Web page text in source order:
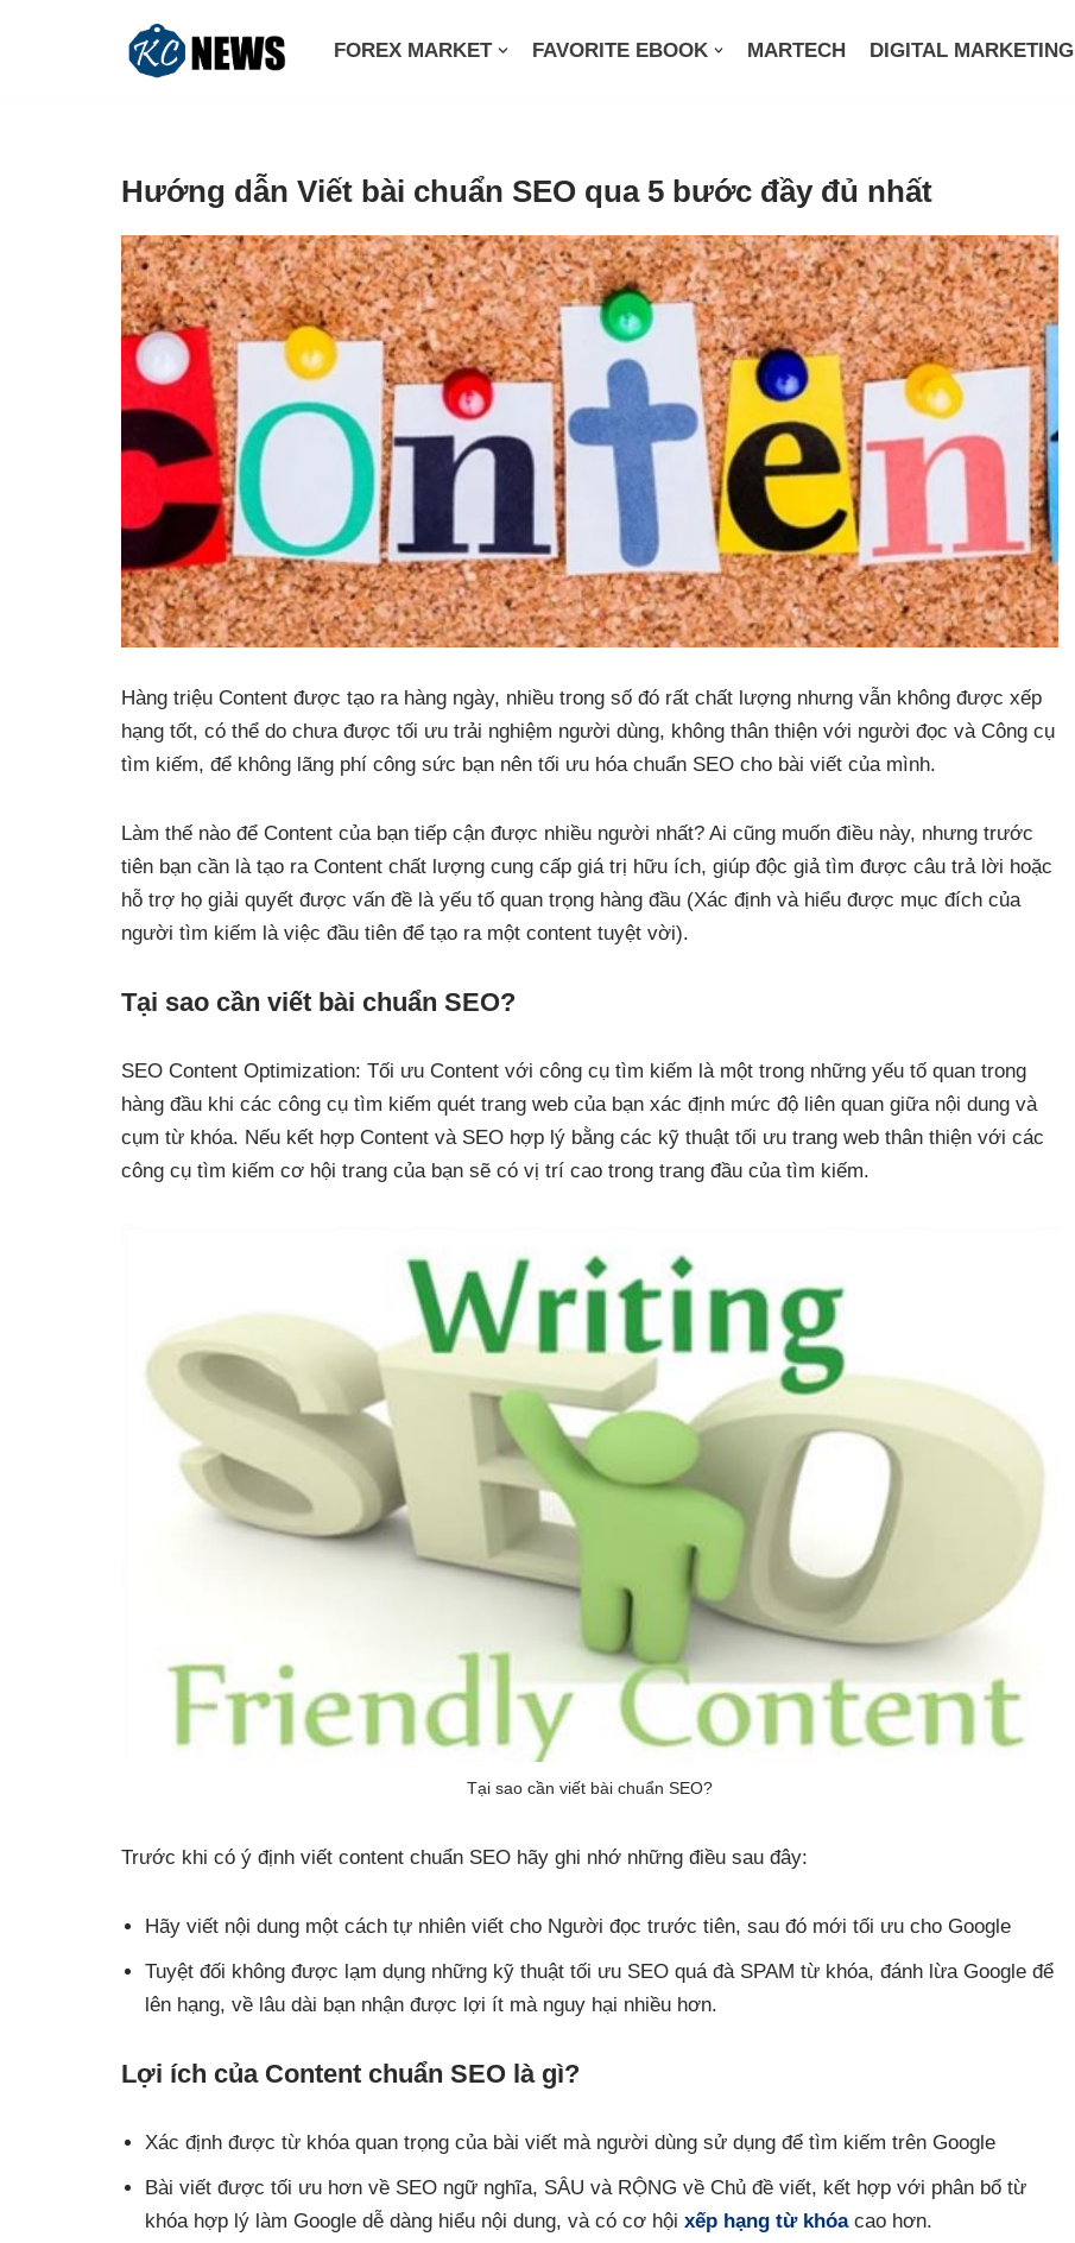
FOREX MARKET FAVORITE EBOOK MARTECH DIGITAL MARKETING
Hướng dẫn Viết bài chuẩn SEO qua 5 bước đầy đủ nhất
Hàng triệu Content được tạo ra hàng ngày, nhiều trong số đó rất chất lượng nhưng vẫn không được xếp
hạng tốt, có thể do chưa được tối ưu trải nghiệm người dùng, không thân thiện với người đọc và Công cụ
tìm kiếm, để không lãng phí công sức bạn nên tối ưu hóa chuẩn SEO cho bài viết của mình.
Làm thế nào để Content của bạn tiếp cận được nhiều người nhất? Ai cũng muốn điều này, nhưng trước
tiên bạn cần là tạo ra Content chất lượng cung cấp giá trị hữu ích, giúp độc giả tìm được câu trả lời hoặc
hỗ trợ họ giải quyết được vấn đề là yếu tố quan trọng hàng đầu (Xác định và hiểu được mục đích của
người tìm kiếm là việc đầu tiên để tạo ra một content tuyệt vời).
Tại sao cần viết bài chuẩn SEO?
SEO Content Optimization: Tối ưu Content với công cụ tìm kiếm là một trong những yếu tố quan trong
hàng đầu khi các công cụ tìm kiếm quét trang web của bạn xác định mức độ liên quan giữa nội dung và
cụm từ khóa. Nếu kết hợp Content và SEO hợp lý bằng các kỹ thuật tối ưu trang web thân thiện với các
công cụ tìm kiếm cơ hội trang của bạn sẽ có vị trí cao trong trang đầu của tìm kiếm.
Tại sao cần viết bài chuẩn SEO?
Trước khi có ý định viết content chuẩn SEO hãy ghi nhớ những điều sau đây:
Hãy viết nội dung một cách tự nhiên viết cho Người đọc trước tiên, sau đó mới tối ưu cho Google
Tuyệt đối không được lạm dụng những kỹ thuật tối ưu SEO quá đà SPAM từ khóa, đánh lừa Google để
lên hạng, về lâu dài bạn nhận được lợi ít mà nguy hại nhiều hơn.
Lợi ích của Content chuẩn SEO là gì?
Xác định được từ khóa quan trọng của bài viết mà người dùng sử dụng để tìm kiếm trên Google
Bài viết được tối ưu hơn về SEO ngữ nghĩa, SÂU và RỘNG về Chủ đề viết, kết hợp với phân bổ từ
khóa hợp lý làm Google dễ dàng hiểu nội dung, và có cơ hội xếp hạng từ khóacao hơn.